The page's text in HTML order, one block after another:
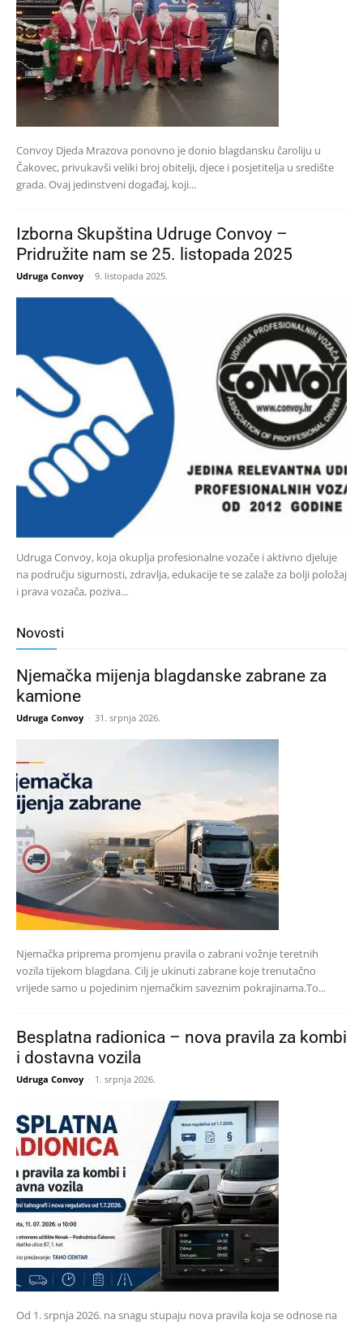
Convoy Djeda Mrazova ponovno je donio blagdansku čaroliju u
Čakovec, privukavši veliki broj obitelji, djece i posjetitelja u središte
grada. Ovaj jedinstveni događaj, koji...
Izborna Skupština Udruge Convoy –
Pridružite nam se 25. listopada 2025
Udruga Convoy - 9. listopada 2025.
Udruga Convoy, koja okuplja profesionalne vozače i aktivno djeluje
na području sigurnosti, zdravlja, edukacije te se zalaže za bolji položaj
i prava vozača, poziva...
Novosti
Njemačka mijenja blagdanske zabrane za
kamione
Udruga Convoy - 31. srpnja 2026.
Njemačka priprema promjenu pravila o zabrani vožnje teretnih
vozila tijekom blagdana. Cilj je ukinuti zabrane koje trenutačno
vrijede samo u pojedinim njemačkim saveznim pokrajinama.To...
Besplatna radionica – nova pravila za kombi
i dostavna vozila
Udruga Convoy - 1. srpnja 2026.
Od 1. srpnja 2026. na snagu stupaju nova pravila koja se odnose na